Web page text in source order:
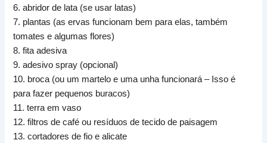
6. abridor de lata (se usar latas)
7. plantas (as ervas funcionam bem para elas, também
tomates e algumas flores)
8. fita adesiva
9. adesivo spray (opcional)
10. broca (ou um martelo e uma unha funcionará – Isso é
para fazer pequenos buracos)
11. terra em vaso
12. filtros de café ou resíduos de tecido de paisagem
13. cortadores de fio e alicate